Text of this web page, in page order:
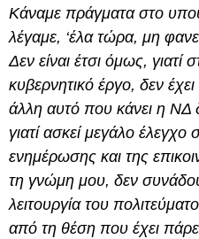
Κάναμε πράγματα στο
λέγαμε, ‘έλα τώρα, μη
Δεν είναι έτσι όμως, γιατί
κυβερνητικό έργο, δεν
άλλη αυτό που κάνει η ΝΔ
γιατί ασκεί μεγάλο
ενημέρωσης και της
τη γνώμη μου, δεν
λειτουργία του
από τη θέση που έχει